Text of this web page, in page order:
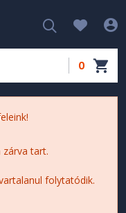
0
zárva tart.
folytatódik.